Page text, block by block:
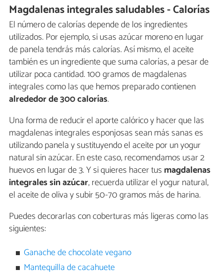
Magdalenas integrales saludables - Calorías
El número de calorías depende de los ingredientes
utilizados. Por ejemplo, si usas azúcar moreno en lugar
de panela tendrás más calorías. Así mismo, el aceite
también es un ingrediente que suma calorías, a pesar de
utilizar poca cantidad. 100 gramos de magdalenas
integrales como las que hemos preparado contienen
alrededor de 300 calorías.
Una forma de reducir el aporte calórico y hacer que las
magdalenas integrales esponjosas sean más sanas es
utilizando panela y sustituyendo el aceite por un yogur
natural sin azúcar. En este caso, recomendamos usar 2
huevos en lugar de 3. Y si quieres hacer tus magdalenas
integrales sin azúcar, recuerda utilizar el yogur natural,
el aceite de oliva y subir 50-70 gramos más de harina.
Puedes decorarlas con coberturas más ligeras como las
siguientes:
Ganache de chocolate vegano
Mantequilla de cacahuete